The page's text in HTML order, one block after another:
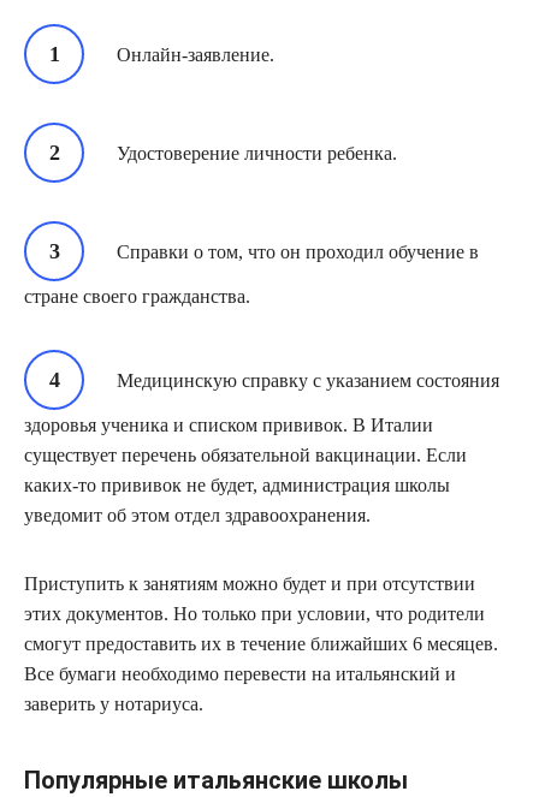
Онлайн-заявление.
Удостоверение личности ребенка.
Справки о том, что он проходил обучение в
стране своего гражданства.
Медицинскую справку с указанием состояния
здоровья ученика и списком прививок. В Италии
существует перечень обязательной вакцинации. Если
каких-то прививок не будет, администрация школы
уведомит об этом отдел здравоохранения.
Приступить к занятиям можно будет и при отсутствии
этих документов. Но только при условии, что родители
смогут предоставить их в течение ближайших 6 месяцев.
Все бумаги необходимо перевести на итальянский и
заверить у нотариуса.
Популярные итальянские школы